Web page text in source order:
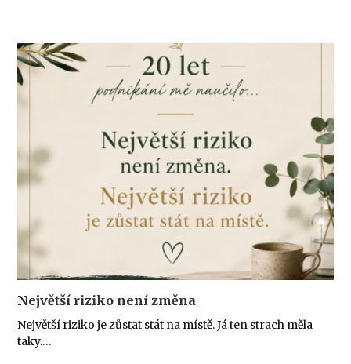
Největší riziko není změna
Největší riziko je zůstat stát na místě. Já ten strach měla
taky.…